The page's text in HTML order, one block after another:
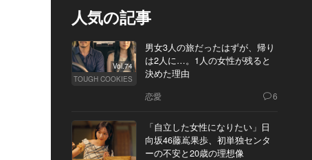
人気の記事
Vol.74
TOUGH COOKIES
男女3人の旅だったはずが、帰り
は2人に…。1人の女性が残ると
決めた理由
恋愛 6
「自立した女性になりたい」日
向坂46藤嶌果歩、初単独センタ
ーの不安と20歳の理想像